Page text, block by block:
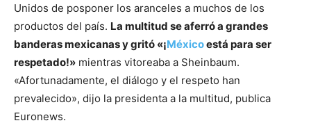
Unidos de posponer los aranceles a muchos de los
productos del país. La multitud se aferró a grandes
banderas mexicanas y gritó «¡Méxicoestá para ser
respetado!» mientras vitoreaba a Sheinbaum.
«Afortunadamente, el diálogo y el respeto han
prevalecido», dijo la presidenta a la multitud, publica
Euronews.